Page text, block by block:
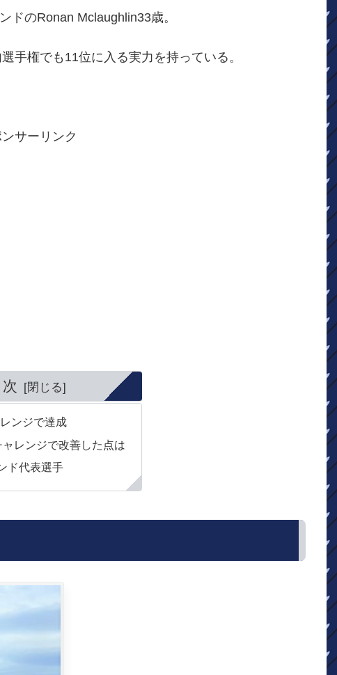
ドのRonan Mclaughlin33歳。
手権でも11位に入る実力を持っている。
サーリンク
次
ンジで達成
レンジで改善した点は
ド代表選手